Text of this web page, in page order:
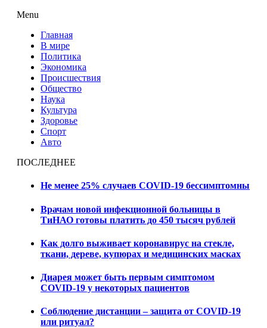
Menu
Главная
В мире
Политика
Экономика
Происшествия
Общество
Наука
Культура
Здоровье
Спорт
Авто
ПОСЛЕДНЕЕ
Не менее 25% случаев COVID-19 бессимптомны
Врачам новой инфекционной больницы в
ТиНАО готовы платить до 450 тысяч рублей
Как долго выживает коронавирус на стекле,
ткани, дереве, купюрах и медицинских масках
Диарея может быть первым симптомом
COVID-19 у некоторых пациентов
Соблюдение дистанции – защита от COVID-19
или ритуал?